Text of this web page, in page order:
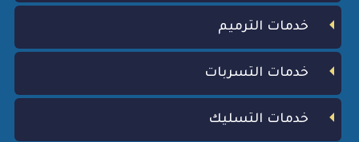
خدمات الترميم
خدمات التسربات
خدمات التسليك